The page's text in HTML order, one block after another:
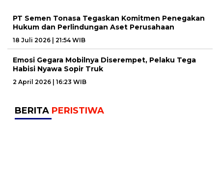
PT Semen Tonasa Tegaskan Komitmen Penegakan
Hukum dan Perlindungan Aset Perusahaan
18 Juli 2026 | 21:54 WIB
Emosi Gegara Mobilnya Diserempet, Pelaku Tega
Habisi Nyawa Sopir Truk
2 April 2026 | 16:23 WIB
BERITA PERISTIWA